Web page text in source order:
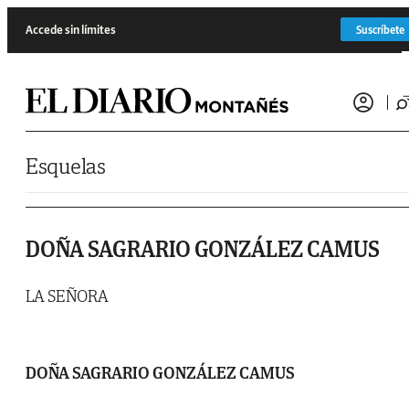
Accede sin límites Suscríbete
Esquelas
DOÑA SAGRARIO GONZÁLEZ CAMUS
LA SEÑORA
DOÑA SAGRARIO GONZÁLEZ CAMUS